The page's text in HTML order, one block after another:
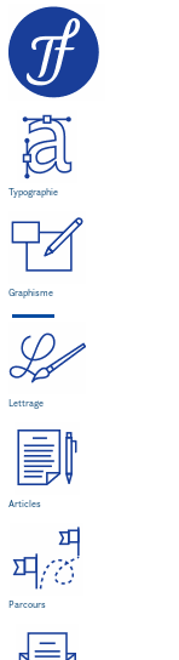
Typographie
Graphisme
Lettrage
Articles
Parcours